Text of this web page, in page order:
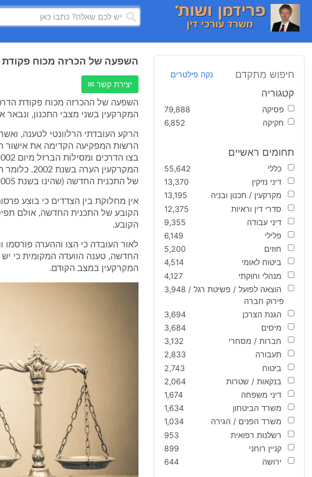
חיפוש מתקדם נקה פילטרים
קטגוריה
פסיקה
79,888
חקיקה
6,852
תחומים ראשיים
כללי
55,642
דיני נזיקין
13,370
מקרקעין / תכנון ובניה
13,195
סדרי דין וראיות
12,375
דיני עבודה
9,355
פלילי
6,149
חוזים
5,200
ביטוח לאומי
4,514
מנהלי וחוקתי
4,127
הוצאה לפועל / פשיטת רגל /
פירוק חברה
3,948
הגנת הצרכן
3,694
מיסים
3,684
חברות / מסחרי
3,132
תעבורה
2,833
ביטוח
2,743
בנקאות / שטרות
2,064
דיני משפחה
1,674
משרד הביטחון
1,634
משרד הפנים / הגירה
1,034
רשלנות רפואית
953
קניין רוחני
899
ירושה
644
השפעה של הכרזה מכוח פקודת
יצירת קשר ✉
השפעה של ההכרזה מכוח פקודת
המקרקעין בשני מצבי התכנון, ונבאר
הרקע העובדתי הרלוונטי לטענה,
הרשות המפקיעה הקדימה את אישור
המקרקעין
של התכנית החדשה (שהינו בשנת 2005).
אין מחלוקת בין הצדדים כי בוצע
הקובע של התכנית החדשה, אולם
הקובע.
לאור העובדה כי הצו וההערה
החדשה, טענה הוועדה המקומית כי יש
המקרקעין במצב הקודם.